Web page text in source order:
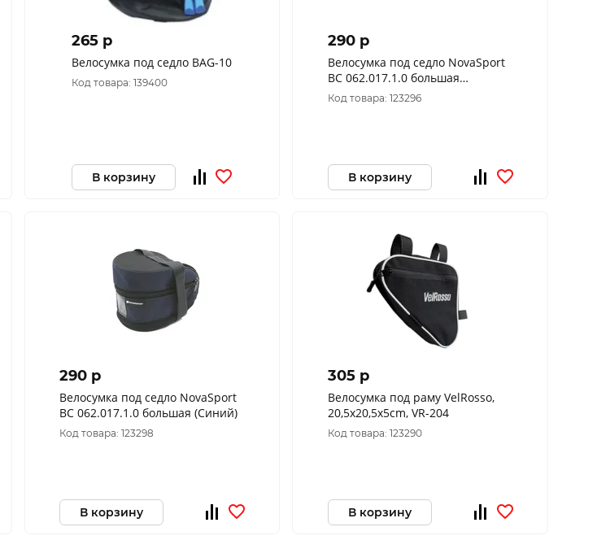
265 p
Велосумка под седло BAG-10
Код товара: 139400
В корзину
290 p
Велосумка под седло NovaSport
ВС 062.017.1.0 большая
(Зеленый)
Код товара: 123296
В корзину
290 p
Велосумка под седло NovaSport
ВС 062.017.1.0 большая (Синий)
Код товара: 123298
В корзину
305 p
Велосумка под раму VelRosso,
20,5х20,5х5cm, VR-204
Код товара: 123290
В корзину